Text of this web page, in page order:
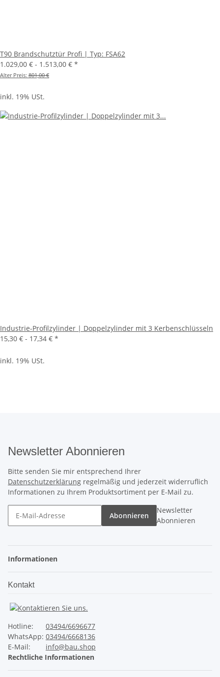
T90 Brandschutztür Profi | Typ: FSA62
1.029,00 € - 1.513,00 € *
Alter Preis: 801,00 €
inkl. 19% USt.
Industrie-Profilzylinder | Doppelzylinder mit 3 Kerbenschlüsseln
15,30 € - 17,34 € *
inkl. 19% USt.
Newsletter Abonnieren
Bitte senden Sie mir entsprechend Ihrer
Datenschutzerklärung regelmäßig und jederzeit widerruflich
Informationen zu Ihrem Produktsortiment per E-Mail zu.
Abonnieren
Newsletter
Abonnieren
Informationen
Kontakt
Hotline:
03494/6696677
WhatsApp: 03494/6668136
E-Mail:
info@bau.shop
Rechtliche Informationen